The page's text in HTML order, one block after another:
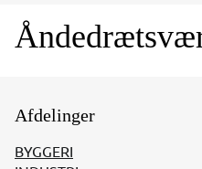
Afdelinger
BYGGERI